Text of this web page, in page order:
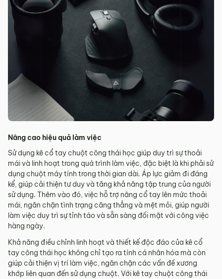
Nâng cao hiệu quả làm việc
Sử dụng kê cổ tay chuột công thái học giúp duy trì sự thoải
mái và linh hoạt trong quá trình làm việc, đặc biệt là khi phải sử
dụng chuột máy tính trong thời gian dài. Áp lực giảm đi đáng
kể, giúp cải thiện tư duy và tăng khả năng tập trung của người
sử dụng. Thêm vào đó, việc hỗ trợ nâng cổ tay lên mức thoải
mái, ngăn chặn tình trạng căng thẳng và mệt mỏi, giúp người
làm việc duy trì sự tỉnh táo và sẵn sàng đối mặt với công việc
hàng ngày.
Khả năng điều chỉnh linh hoạt và thiết kế độc đáo của kê cổ
tay công thái học không chỉ tạo ra tính cá nhân hóa mà còn
giúp cải thiện vị trí làm việc, ngăn chặn các vấn đề xương
khớp liên quan đến sử dụng chuột. Với kê tay chuột công thái